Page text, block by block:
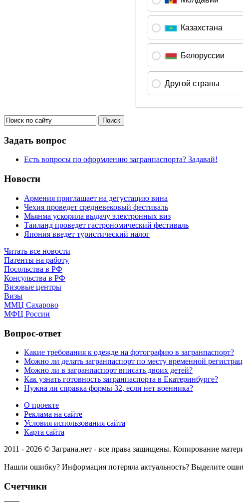
Задать вопрос
Есть вопросы по оформлению загранпаспорта? Задавай!
Новости
Армения приглашает на дегустацию вина
Чехия проведет средневековый фестиваль
Мьянма ускорила выдачу электронных виз
Таиланд проведет гастрономический фестиваль
Япония введет туристический налог
Читать все новости
Патенты на работу
Посольства в РФ
Консульства в РФ
Визовые центры
Визы
ММЦ Сахарово
МФЦ России
Вопрос-ответ
Какие требования к одежде на фотографию в загранпаспорт?
Можно ли делать загранпаспорт по месту временной
Можно ли в загранпаспорт вписать двоих детей?
Как узнать готовность загранпаспорта в Екатеринбурге?
Нужна ли справка формы 32, если нет военника?
О проекте
Реклама на сайте
Условия использования сайта
Карта сайта
2011 - 2026 © Заграна.нет - все права защищены. Копирование
Нашли ошибку? Информация потеряла актуальность? Выделите
Счетчики